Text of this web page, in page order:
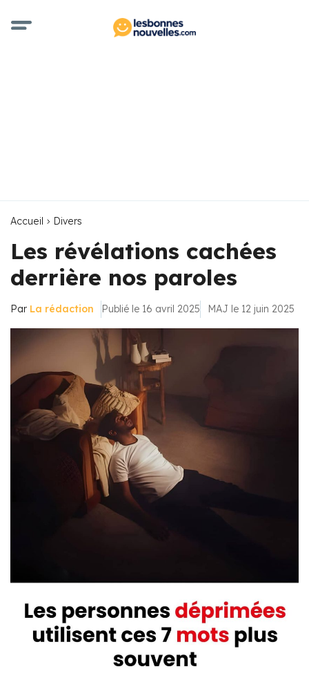
Accueil Divers
Les révélations cachées
derrière nos paroles
Par La rédaction Publié le 16 avril 2025 MAJ le 12 juin 2025